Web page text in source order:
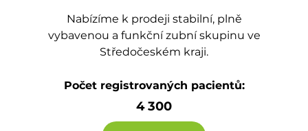
Nabízíme k prodeji stabilní, plně
vybavenou a funkční zubní skupinu ve
Středočeském kraji.
Počet registrovaných pacientů:
4 300